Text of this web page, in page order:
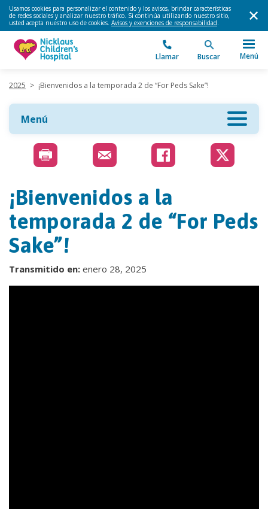
Usamos cookies para personalizar el contenido y los avisos, brindar características
de redes sociales y analizar nuestro tráfico. Si continúa utilizando nuestro sitio,
usted acepta nuestro uso de cookies. Avisos y exenciones de responsabilidad.
Llamar Buscar Menú
2025 > ¡Bienvenidos a la temporada 2 de “For Peds Sake”!
Menú
¡Bienvenidos a la
temporada 2 de “For Peds
Sake”!
Transmitido en: enero 28, 2025